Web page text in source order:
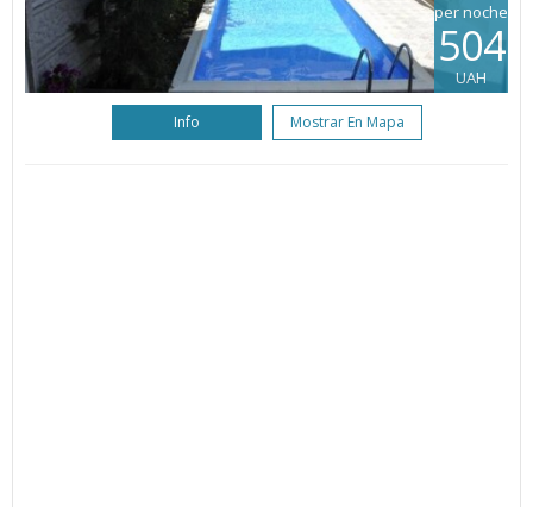
per noche
504
UAH
Info Mostrar En Mapa